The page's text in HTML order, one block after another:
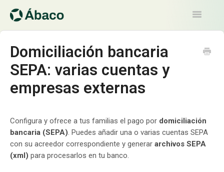
Toggle
Contacto
Domiciliación bancaria
SEPA: varias cuentas y
empresas externas
Configura y ofrece a tus familias el pago por domiciliación
bancaria (SEPA). Puedes añadir una o varias cuentas SEPA
con su acreedor correspondiente y generar archivos SEPA
(xml) para procesarlos en tu banco.